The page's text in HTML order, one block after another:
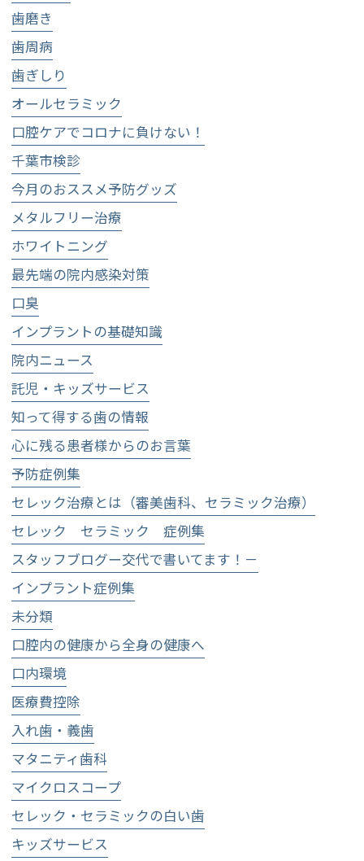
歯磨き
歯周病
歯ぎしり
オールセラミック
口腔ケアでコロナに負けない！
千葉市検診
今月のおススメ予防グッズ
メタルフリー治療
ホワイトニング
最先端の院内感染対策
口臭
インプラントの基礎知識
院内ニュース
託児・キッズサービス
知って得する歯の情報
心に残る患者様からのお言葉
予防症例集
セレック治療とは（審美歯科、セラミック治療）
セレック セラミック 症例集
スタッフブログー交代で書いてます！－
インプラント症例集
未分類
口腔内の健康から全身の健康へ
口内環境
医療費控除
入れ歯・義歯
マタニティ歯科
マイクロスコープ
セレック・セラミックの白い歯
キッズサービス